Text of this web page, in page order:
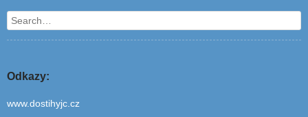
Search
Odkazy:
www.dostihyjc.cz